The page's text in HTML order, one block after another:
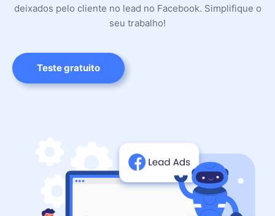
deixados pelo cliente no lead no Facebook. Simplifique o
seu trabalho!
Teste gratuito